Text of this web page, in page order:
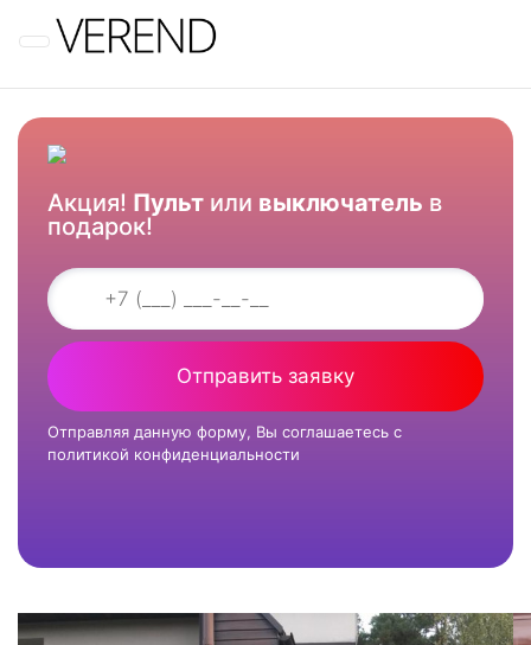
Меню
Акция! Пульт или выключатель в
подарок!
Отправить заявку
Отправляя данную форму, Вы соглашаетесь с
политикой конфиденциальности